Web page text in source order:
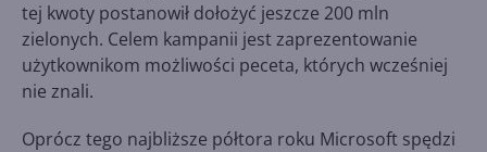
tej kwoty postanowił dołożyć jeszcze 200 mln
zielonych. Celem kampanii jest zaprezentowanie
użytkownikom możliwości peceta, których wcześniej
nie znali.
Oprócz tego najbliższe półtora roku Microsoft spędzi